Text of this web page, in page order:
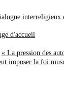
interreligieux
d'accueil
« La pression des
imposer la foi